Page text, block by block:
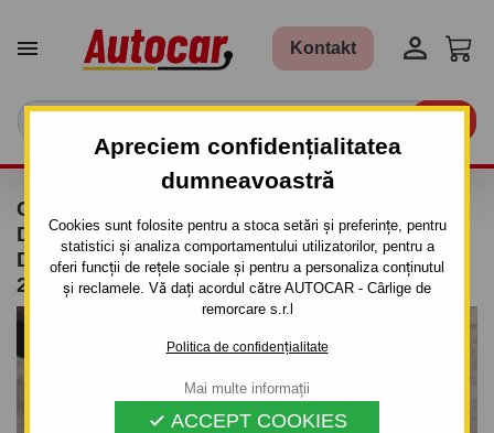
Apreciem confidențialitatea
dumneavoastră
Cookies sunt folosite pentru a stoca setări și preferințe, pentru
statistici și analiza comportamentului utilizatorilor, pentru a
oferi funcții de rețele sociale și pentru a personaliza conținutul
și reclamele. Vă dați acordul către AUTOCAR - Cârlige de
remorcare s.r.l
Politica de confidențialitate
 ACCEPT COOKIES
Mai multe informații
 Kontakt 
CÂRLIG DE REMORCARE PENTRU FIAT
DOBLO - PICK UP, (119, 223) - SISTEM
DEMONTABIL AUTOMAT CU CLEMĂ - DIN
2000 PÂNĂ 2009